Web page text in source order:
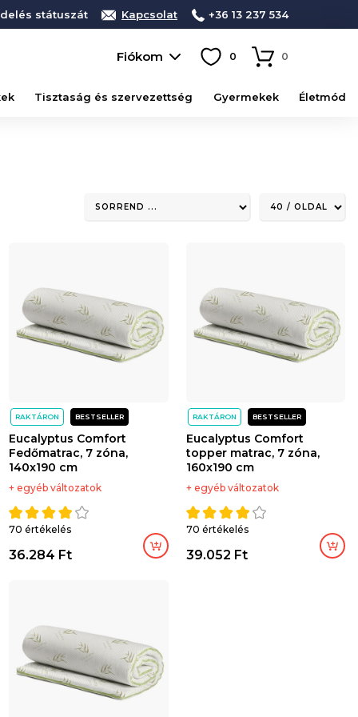
státuszát Kapcsolat +36 13 237 534
Fiókom 0 0
Tisztaság és szervezettség Gyermekek Életmód
RAKTÁRON BESTSELLER
Eucalyptus Comfort
Fedőmatrac, 7 zóna,
140x190 cm
+ egyéb változatok
70 értékelés
36.284 Ft
RAKTÁRON BESTSELLER
Eucalyptus Comfort
topper matrac, 7 zóna,
160x190 cm
+ egyéb változatok
70 értékelés
39.052 Ft